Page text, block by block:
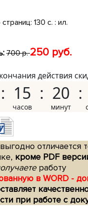
130 с. : ил.
700 р.250 руб.
действия
15 20
отличается
кроме PDF
работу
в WORD -
при работе с